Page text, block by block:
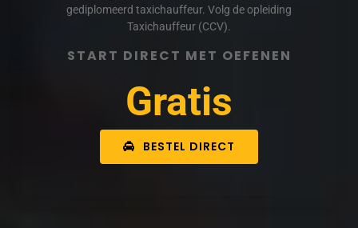
gediplomeerd taxichauffeur. Volg de opleiding
Taxichauffeur (CCV).
START DIRECT MET OEFENEN
Gratis
BESTEL DIRECT